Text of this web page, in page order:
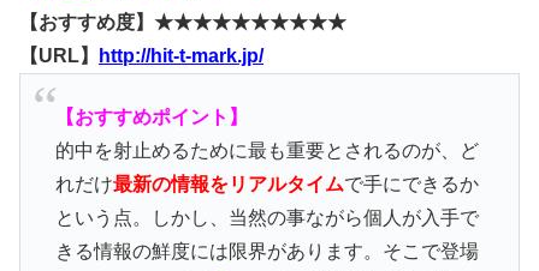
【おすすめ度】★★★★★★★★★★
【URL】
http://hit-t-mark.jp/
【おすすめポイント】
的中を射止めるために最も重要とされるのが、ど
れだけ最新の情報をリアルタイムで手にできるか
という点。しかし、当然の事ながら個人が入手で
きる情報の鮮度には限界があります。そこで登場